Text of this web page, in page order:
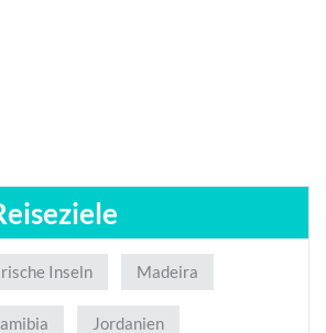
Inseln Madeira
Jordanien